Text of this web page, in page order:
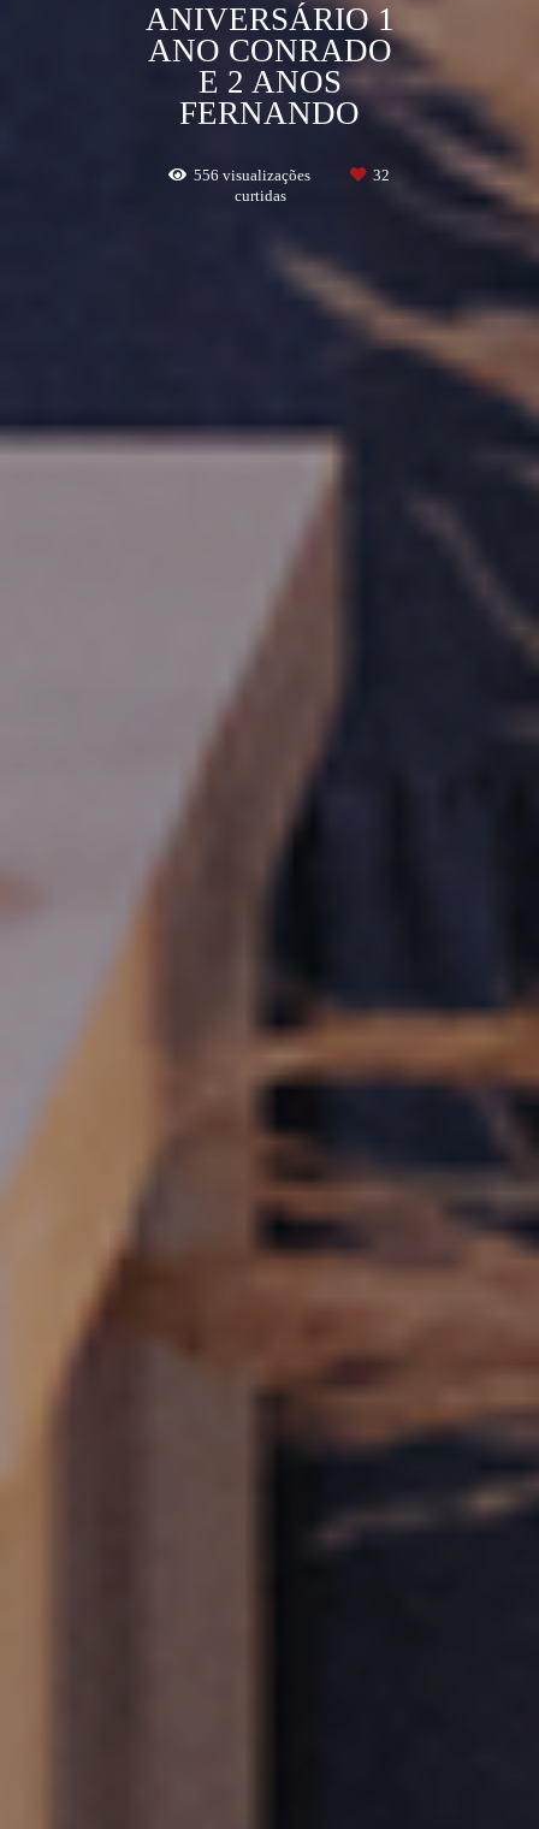
ANIVERSÁRIO 1
ANO CONRADO
E 2 ANOS
FERNANDO
556 visualizações
32
curtidas